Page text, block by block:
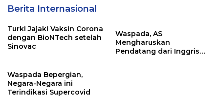
Berita Internasional
Turki Jajaki Vaksin Corona
dengan BioNTech setelah
Sinovac
Waspada, AS
Mengharuskan
Pendatang dari Inggris
Waspada Bepergian,
Negara-Negara ini
Terindikasi Supercovid